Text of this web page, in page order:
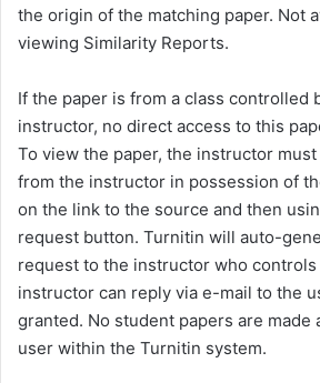
the origin of the matching paper. Not
viewing Similarity Reports.
If the paper is from a class controlled
instructor, no direct access to this
To view the paper, the instructor
from the instructor in possession of
on the link to the source and then
request button. Turnitin will auto-
request to the instructor who controls
instructor can reply via e-mail to the
granted. No student papers are made
user within the Turnitin system.